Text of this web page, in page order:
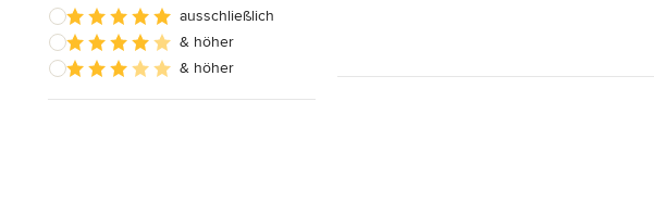
Innentüren nach Maß
Außenfensterläden
ausschließlich
& höher
& höher